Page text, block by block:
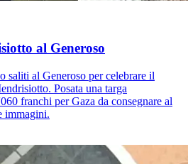
al Generoso
saliti al Generoso per celebrare il
Posata una targa
franchi per Gaza da consegnare al
immagini.